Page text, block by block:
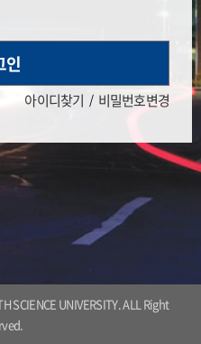
인
아이디찾기 비밀번호변경
SCIENCE UNIVERSITY. ALL Right